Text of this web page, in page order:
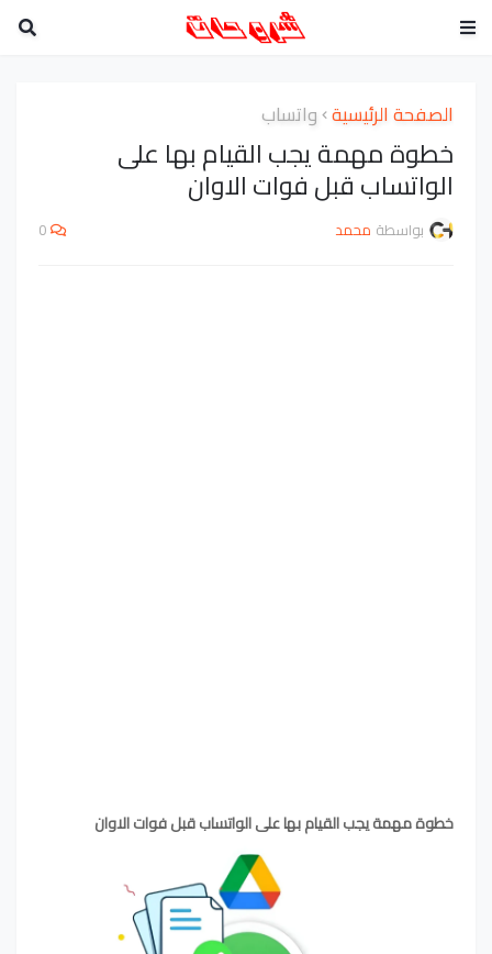
الصفحة الرئيسية واتساب
خطوة مهمة يجب القيام بها على
الواتساب قبل فوات الاوان
بواسطة محمد 0
خطوة مهمة يجب القيام بها على الواتساب قبل فوات الاوان